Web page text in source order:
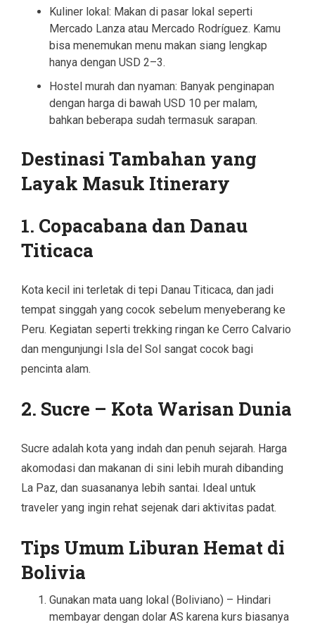
Kuliner lokal: Makan di pasar lokal seperti
Mercado Lanza atau Mercado Rodríguez. Kamu
bisa menemukan menu makan siang lengkap
hanya dengan USD 2–3.
Hostel murah dan nyaman: Banyak penginapan
dengan harga di bawah USD 10 per malam,
bahkan beberapa sudah termasuk sarapan.
Destinasi Tambahan yang
Layak Masuk Itinerary
1. Copacabana dan Danau
Titicaca
Kota kecil ini terletak di tepi Danau Titicaca, dan jadi
tempat singgah yang cocok sebelum menyeberang ke
Peru. Kegiatan seperti trekking ringan ke Cerro Calvario
dan mengunjungi Isla del Sol sangat cocok bagi
pencinta alam.
2. Sucre – Kota Warisan Dunia
Sucre adalah kota yang indah dan penuh sejarah. Harga
akomodasi dan makanan di sini lebih murah dibanding
La Paz, dan suasananya lebih santai. Ideal untuk
traveler yang ingin rehat sejenak dari aktivitas padat.
Tips Umum Liburan Hemat di
Bolivia
Gunakan mata uang lokal (Boliviano) – Hindari
membayar dengan dolar AS karena kurs biasanya